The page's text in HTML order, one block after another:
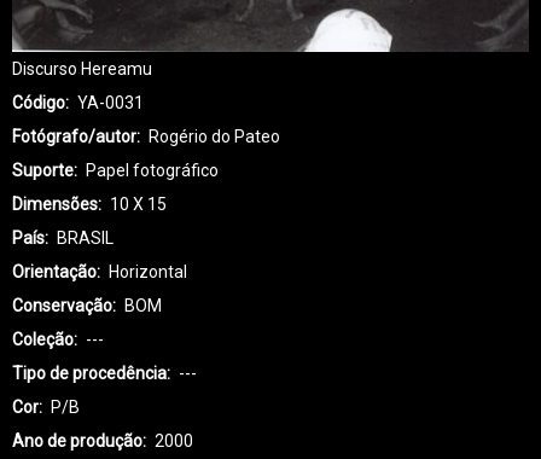
Discurso Hereamu
Código
YA-0031
Fotógrafo/autor
Rogério do Pateo
Suporte
Papel fotográfico
Dimensões
10 X 15
País
BRASIL
Orientação
Horizontal
Conservação
BOM
Coleção
---
Tipo de procedência
---
Cor
P/B
Ano de produção
2000